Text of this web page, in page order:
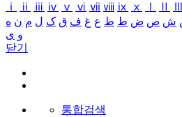
ⅰ
ⅱ ⅲ ⅳ ⅴ ⅵ ⅶ ⅷ ⅸ ⅹ
ش ص ض ط ظ ع غ ف ق ک ل م ن ه
و ی
닫기
통합검색